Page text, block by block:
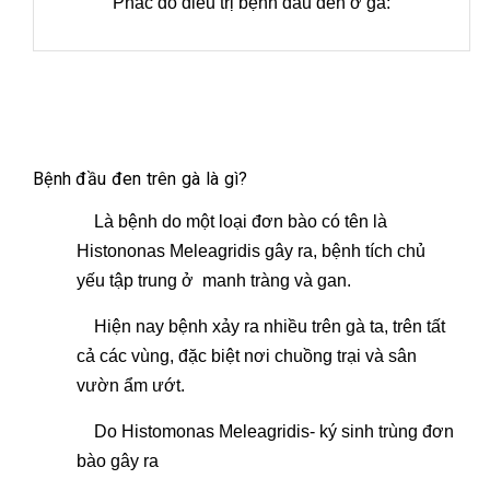
Bệnh đầu đen trên gà là gì?
Là bệnh do một loại đơn bào có tên là
Histononas Meleagridis gây ra, bệnh tích chủ
yếu tập trung ở manh tràng và gan.
Hiện nay bệnh xảy ra nhiều trên gà ta, trên tất
cả các vùng, đặc biệt nơi chuồng trại và sân
vườn ẩm ướt.
Do Histomonas Meleagridis- ký sinh trùng đơn
bào gây ra